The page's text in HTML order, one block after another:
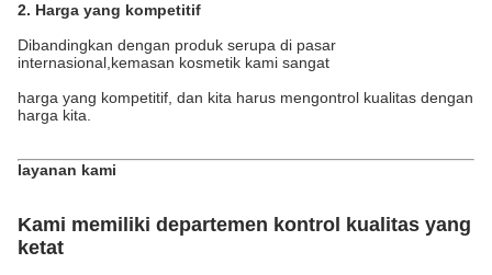
2. Harga yang kompetitif
Dibandingkan dengan produk serupa di pasar
internasional,kemasan kosmetik kami sangat
harga yang kompetitif, dan kita harus mengontrol kualitas dengan
harga kita.
layanan kami
Kami memiliki departemen kontrol kualitas yang
ketat